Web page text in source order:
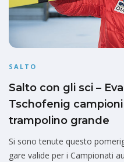
SALTO
Salto con gli sci –
Tschofenig
trampolino grande
Si sono tenute questo
gare valide per i Campionati